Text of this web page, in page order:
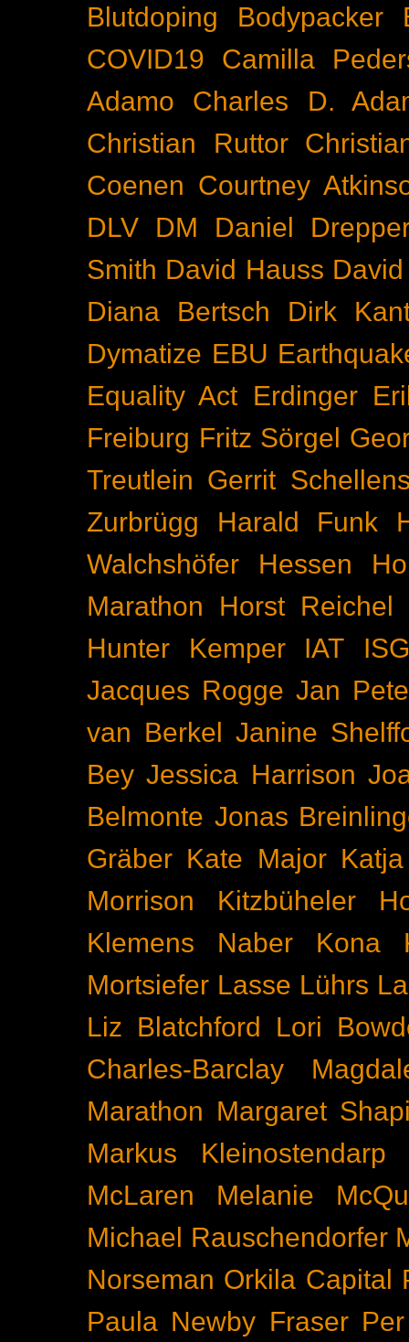
Blutdoping
Bodypacker
COVID19
Camilla
Adamo
Charles D.
Christian Ruttor
Coenen Courtney
DLV
DM
Daniel
Smith David Hauss
Diana Bertsch
Dirk
Dymatize EBU
Equality Act Erdinger
Freiburg Fritz Sörgel
Treutlein Gerrit
Zurbrügg
Harald Funk
Walchshöfer
Hessen
Marathon
Horst Reichel
Hunter Kemper
IAT
Jacques Rogge Jan
van Berkel Janine
Bey Jessica Harrison
Belmonte Jonas
Gräber Kate Major
Morrison
Kitzbüheler
Klemens Naber
Kona
Mortsiefer Lasse Lührs
Liz Blatchford
Lori
Charles-Barclay
Marathon Margaret
Markus Kleinostendarp
McLaren
Melanie
Michael Rauschendorfer
Norseman Orkila Capital
Paula Newby Fraser